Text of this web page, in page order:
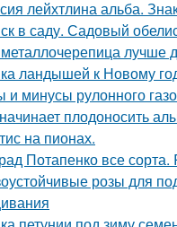
лейхтлина альба.
в саду. Садовый
ландышей к Новому
минусы рулонного
плодоносить
на пионах.
Потапенко все
розы для